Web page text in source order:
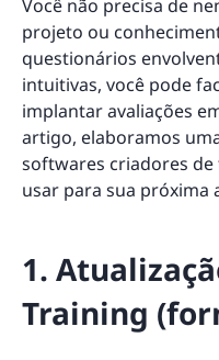
Você não precisa de
projeto ou
questionários
intuitivas, você pode
implantar avaliações
artigo, elaboramos
softwares criadores
usar para sua próxima
1.
Training